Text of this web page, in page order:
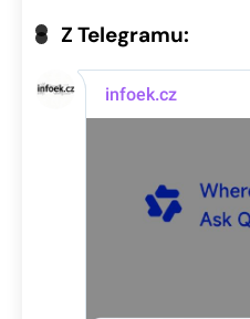
Z Telegramu: